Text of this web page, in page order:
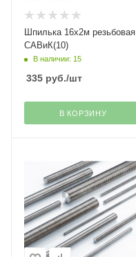
Шпилька 16х2м резьбовая
САВиК(10)
В наличии: 15
335 руб./шт
В КОРЗИНУ